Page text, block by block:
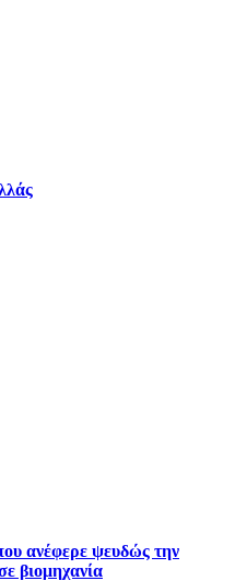
ανέφερε ψευδώς την
βιομηχανία